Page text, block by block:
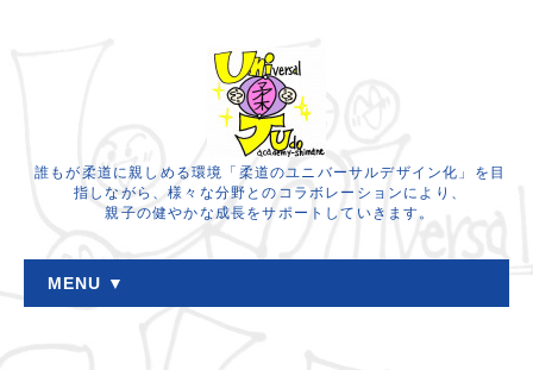
誰もが柔道に親しめる環境「柔道のユニバーサルデザイン化」を目
指しながら、様々な分野とのコラボレーションにより、
親子の健やかな成長をサポートしていきます。
MENU ▼